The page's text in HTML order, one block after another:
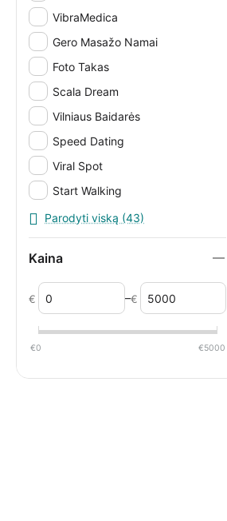
VibraMedica
Gero Masažo Namai
Foto Takas
Scala Dream
Vilniaus Baidarės
Speed Dating
Viral Spot
Start Walking
Molainių Žirgynas
MV Comics
Šokoladinė
Lotos Masažai Kūnui ir Sielai
JetRent
Parodyti viską (43)
Kaina
€ –€
€0 €5000